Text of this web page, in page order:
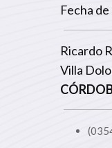
Fecha
Ricardo
Villa